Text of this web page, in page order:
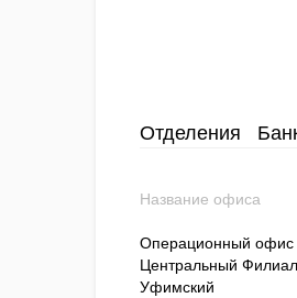
Отделения
Название офиса
Операционный офис
Центральный
Уфимский